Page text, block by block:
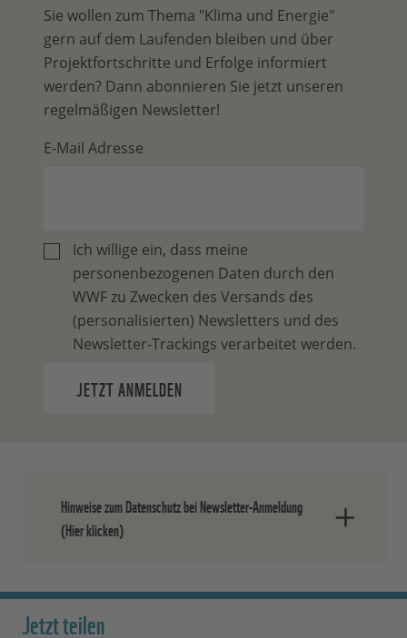
Sie wollen zum Thema "Klima und Energie"
gern auf dem Laufenden bleiben und über
Projektfortschritte und Erfolge informiert
werden? Dann abonnieren Sie jetzt unseren
regelmäßigen Newsletter!
E-Mail Adresse
Ich willige ein, dass meine
personenbezogenen Daten durch den
WWF zu Zwecken des Versands des
(personalisierten) Newsletters und des
Newsletter-Trackings verarbeitet werden.
JETZT ANMELDEN
Hinweise zum Datenschutz bei Newsletter-Anmeldung
(Hier klicken)
Nach dem Absenden der Daten senden
wir Ihnen eine E-Mail, in der Sie die
Jetzt teilen